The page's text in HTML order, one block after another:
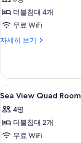
사
진
모
두
더블침대 4개
무료 WiFi
자세히 보기
Family
히
보
기
Sea
View
Quad
Room
사
12
Sea View Quad Room
4명
더블침대 2개
무료 WiFi